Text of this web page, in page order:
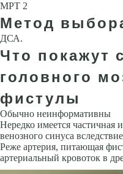
МРТ 2
Метод
ДСА.
Что покажут
головного
фистулы
Обычно неинформативны
Нередко имеется частичная
венозного синуса
Реже арте­рия, питающая
артериальный кровоток в